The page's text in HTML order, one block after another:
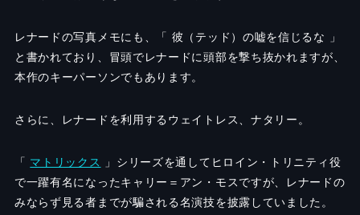
レナードの写真メモにも、「 彼（テッド）の嘘を信じるな 」
と書かれており、冒頭でレナードに頭部を撃ち抜かれますが、
本作のキーパーソンでもあります。
さらに、レナードを利用するウェイトレス、ナタリー。
「 マトリックス
」シリーズを通してヒロイン・トリニティ役
で一躍有名になったキャリー＝アン・モスですが、レナードの
みならず見る者までが騙される名演技を披露していました。